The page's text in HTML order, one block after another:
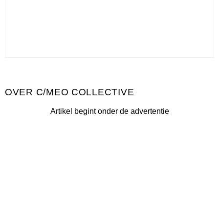
C/MEO COLLECTIVE
Artikel begint onder de advertentie